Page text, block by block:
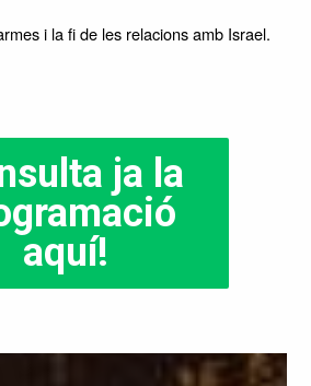
i la fi de les relacions amb Israel.
ja la
aquí!